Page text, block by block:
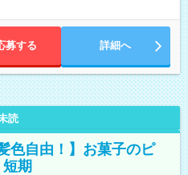
募する 詳細へ
読
色自由！】お菓子のピ
期